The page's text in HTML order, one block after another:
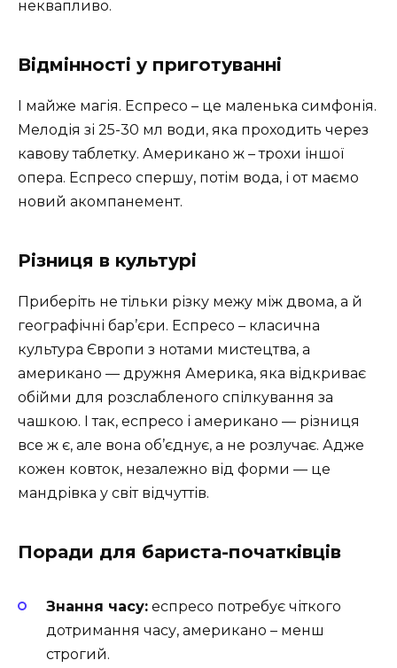
неквапливо.
Відмінності у приготуванні
І майже магія. Еспресо – це маленька симфонія.
Мелодія зі 25-30 мл води, яка проходить через
кавову таблетку. Американо ж – трохи іншої
опера. Еспресо спершу, потім вода, і от маємо
новий акомпанемент.
Різниця в культурі
Приберіть не тільки різку межу між двома, а й
географічні бар’єри. Еспресо – класична
культура Європи з нотами мистецтва, а
американо — дружня Америка, яка відкриває
обійми для розслабленого спілкування за
чашкою. І так, еспресо і американо — різниця
все ж є, але вона об’єднує, а не розлучає. Адже
кожен ковток, незалежно від форми — це
мандрівка у світ відчуттів.
Поради для бариста-початківців
Знання часу: еспресо потребує чіткого
дотримання часу, американо – менш
строгий.